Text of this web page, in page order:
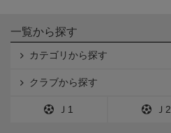
一覧から探す
カテゴリから探す
クラブから探す
Ｊ1 Ｊ2